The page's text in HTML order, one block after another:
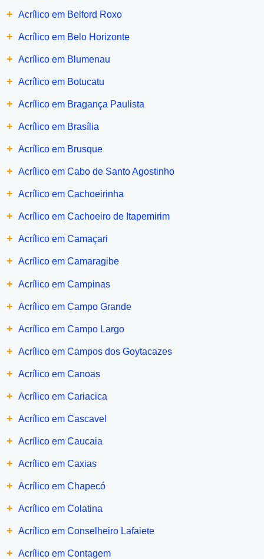
+ Acrílico em Belford Roxo
+ Acrílico em Belo Horizonte
+ Acrílico em Blumenau
+ Acrílico em Botucatu
+ Acrílico em Bragança Paulista
+ Acrílico em Brasília
+ Acrílico em Brusque
+ Acrílico em Cabo de Santo Agostinho
+ Acrílico em Cachoeirinha
+ Acrílico em Cachoeiro de Itapemirim
+ Acrílico em Camaçari
+ Acrílico em Camaragibe
+ Acrílico em Campinas
+ Acrílico em Campo Grande
+ Acrílico em Campo Largo
+ Acrílico em Campos dos Goytacazes
+ Acrílico em Canoas
+ Acrílico em Cariacica
+ Acrílico em Cascavel
+ Acrílico em Caucaia
+ Acrílico em Caxias
+ Acrílico em Chapecó
+ Acrílico em Colatina
+ Acrílico em Conselheiro Lafaiete
+ Acrílico em Contagem